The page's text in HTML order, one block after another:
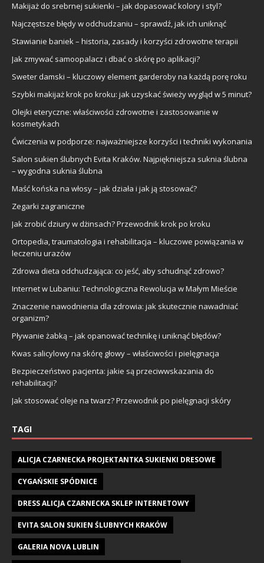
Makijaż do srebrnej sukienki – jak dopasować kolory i styl?
Najczęstsze błędy w odchudzaniu – sprawdź, jak ich uniknąć
Stawianie baniek – historia, zasady i korzyści zdrowotne terapii
Jak zmywać samoopalacz i dbać o skórę po aplikacji?
Sweter damski – kluczowy element garderoby na każdą porę roku
Szybki makijaż krok po kroku: jak uzyskać świeży wygląd w 5 minut?
Olejki eteryczne: właściwości zdrowotne i zastosowanie w
kosmetykach
Ćwiczenia w podporze: najważniejsze korzyści i techniki wykonania
Salon sukien ślubnych Evita Kraków. Najpiękniejsza suknia ślubna
– wygodna suknia ślubna
Maść końska na włosy – jak działa i jak ją stosować?
Zegarki zagraniczne
Jak zrobić dziury w dżinsach? Przewodnik krok po kroku
Ortopedia, traumatologia i rehabilitacja – kluczowe powiązania w
leczeniu urazów
Zdrowa dieta odchudzająca: co jeść, aby schudnąć zdrowo?
Internet w Lubaniu: Technologiczna Rewolucja w Małym Mieście
Znaczenie nawodnienia dla zdrowia: jak skutecznie nawadniać
organizm?
Pływanie żabką – jak opanować technikę i uniknąć błędów?
Kwas salicylowy na skórę głowy – właściwości i pielęgnacja
Bezpieczeństwo pacjenta: jakie są przeciwwskazania do
rehabilitacji?
Jak stosować oleje na twarz? Przewodnik po pielęgnacji skóry
TAGI
ALICJA CZARNECKA PROJEKTANTKA SUKIENKI DRESOWE
CYGAŃSKIE SPÓDNICE
DRESS ALICJA CZARNECKA SKLEP INTERNETOWY
EVITA SALON SUKIEN ŚLUBNYCH KRAKÓW
GALERIA NOVA LUBLIN